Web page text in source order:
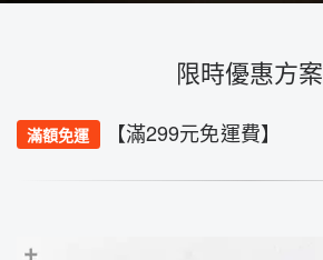
限時優惠方案
滿額免運 【滿299元免運費】